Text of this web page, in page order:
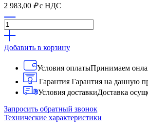
2 983,00 ₽ с НДС
Добавить в корзину
Условия оплатыПринимаем
Гарантия Гарантия на данную
Условия доставкиДоставка
Запросить обратный звонок
Технические характеристики